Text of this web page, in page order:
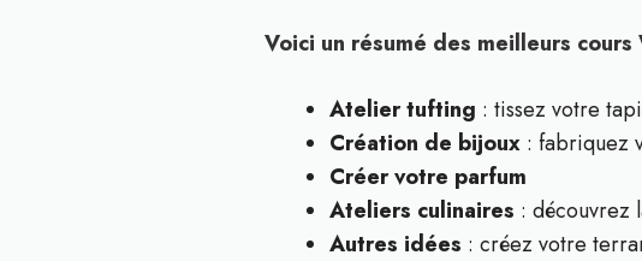
Voici un résumé des meilleurs
Atelier tufting : tissez votre
Création de bijoux : fabriquez
Créer votre parfum
Ateliers culinaires : découvrez
Autres idées : créez votre